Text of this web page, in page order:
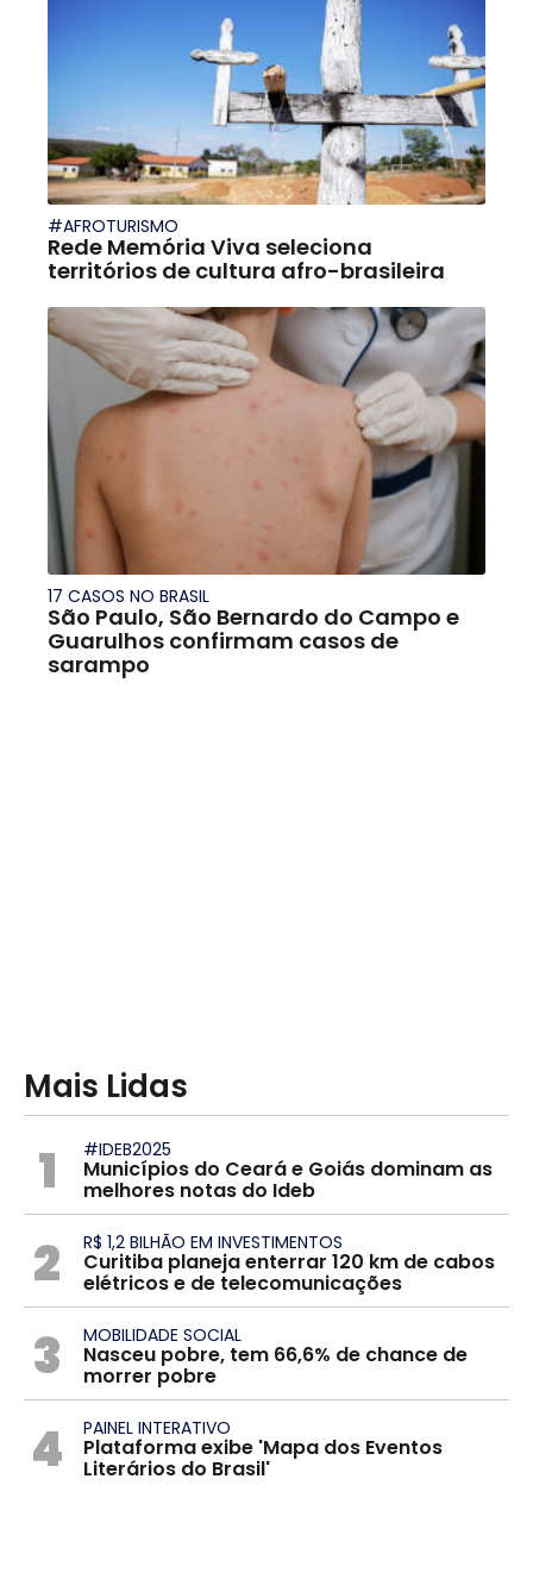
#AFROTURISMO
Rede Memória Viva seleciona
territórios de cultura afro-brasileira
17 CASOS NO BRASIL
São Paulo, São Bernardo do Campo e
Guarulhos confirmam casos de
sarampo
Mais Lidas
1 #IDEB2025
Municípios do Ceará e Goiás dominam as
melhores notas do Ideb
2 R$ 1,2 BILHÃO EM INVESTIMENTOS
Curitiba planeja enterrar 120 km de cabos
elétricos e de telecomunicações
3 MOBILIDADE SOCIAL
Nasceu pobre, tem 66,6% de chance de
morrer pobre
4 PAINEL INTERATIVO
Plataforma exibe 'Mapa dos Eventos
Literários do Brasil'